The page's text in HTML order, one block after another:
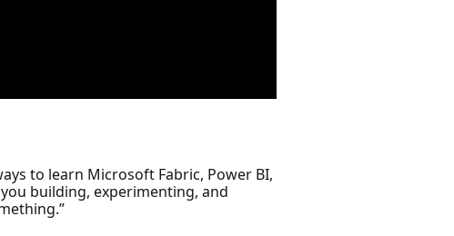
to learn Microsoft Fabric, Power BI,
building, experimenting, and